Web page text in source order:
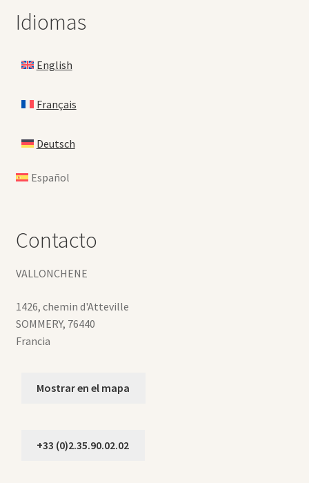
Idiomas
English
Français
Deutsch
Español
Contacto
VALLONCHENE
1426, chemin d'Atteville
SOMMERY, 76440
Francia
Mostrar en el mapa
+33 (0)2.35.90.02.02